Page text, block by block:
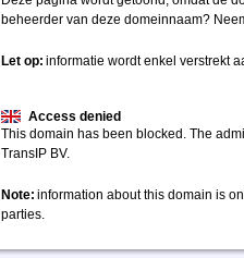
beheerder van deze domeinnaam?
Let op: informatie wordt enkel verstrekt
Access denied
This domain has been blocked. The
TransIP BV.
Note: information about this domain is
parties.